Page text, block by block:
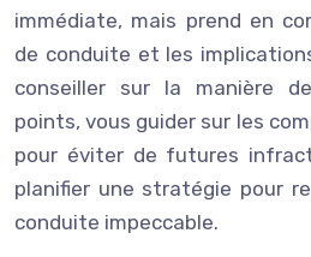
immédiate, mais prend en
de conduite et les
conseiller sur la manière
points, vous guider sur les
pour éviter de futures
planifier une stratégie pour
conduite impeccable.